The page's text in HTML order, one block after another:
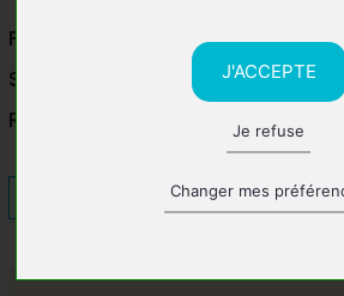
J'ACCEPTE
Je refuse
Changer mes
FNAC
Sainte-Marie 97438
Réunion